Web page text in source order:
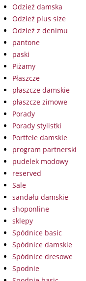
Odzież damska
Odzież plus size
Odzież z denimu
pantone
paski
Piżamy
Płaszcze
płaszcze damskie
płaszcze zimowe
Porady
Porady stylistki
Portfele damskie
program partnerski
pudelek modowy
reserved
Sale
sandału damskie
shoponline
sklepy
Spódnice basic
Spódnice damskie
Spódnice dresowe
Spodnie